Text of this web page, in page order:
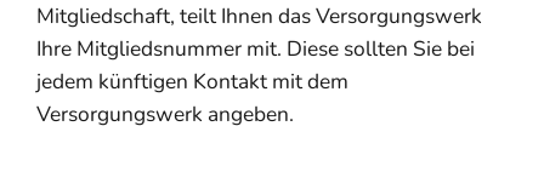
Mitgliedschaft, teilt Ihnen das Versorgungswerk
Ihre Mitgliedsnummer mit. Diese sollten Sie bei
jedem künftigen Kontakt mit dem
Versorgungswerk angeben.